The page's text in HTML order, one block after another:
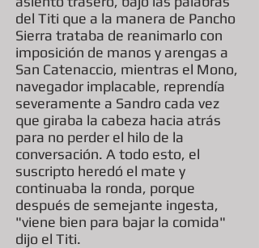
del Titi que a la manera de Pancho
Sierra trataba de reanimarlo con
imposición de manos y arengas a
San Catenaccio, mientras el Mono,
navegador implacable, reprendía
severamente a Sandro cada vez
que giraba la cabeza hacia atrás
para no perder el hilo de la
conversación. A todo esto, el
suscripto heredó el mate y
continuaba la ronda, porque
después de semejante ingesta,
"viene bien para bajar la comida"
dijo el Titi.